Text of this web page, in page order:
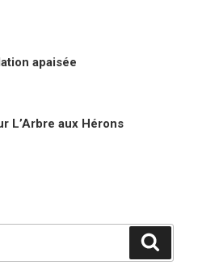
apaisée
L’Arbre aux Hérons